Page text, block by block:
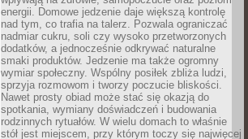
energii. Domowe jedzenie daje większą kontrolę
nad tym, co trafia na talerz. Pozwala ograniczać
nadmiar cukru, soli czy wysoko przetworzonych
dodatków, a jednocześnie odkrywać naturalne
smaki produktów. Jedzenie ma także ogromny
wymiar społeczny. Wspólny posiłek zbliża ludzi,
sprzyja rozmowom i tworzy poczucie bliskości.
Nawet prosty obiad może stać się okazją do
spotkania, wymiany doświadczeń i budowania
rodzinnych rytuałów. W wielu domach to właśnie
stół jest miejscem, przy którym toczy się najwięcej